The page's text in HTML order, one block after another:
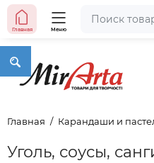
Главная Меню
Главная Карандаши и
Уголь, соусы,